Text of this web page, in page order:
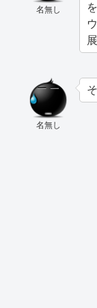
名無し
名無し